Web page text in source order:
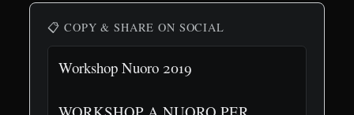
📋 COPY & SHARE ON SOCIAL